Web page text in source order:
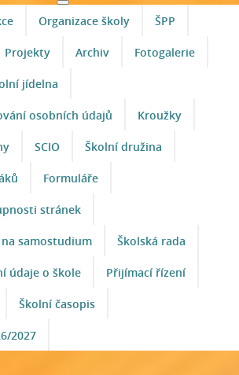
Organizace školy ŠPP
Projekty Archiv Fotogalerie
jídelna
osobních údajů Kroužky
SCIO Školní družina
Formuláře
stránek
na samostudium Školská rada
údaje o škole Přijímací řízení
Školní časopis
2027